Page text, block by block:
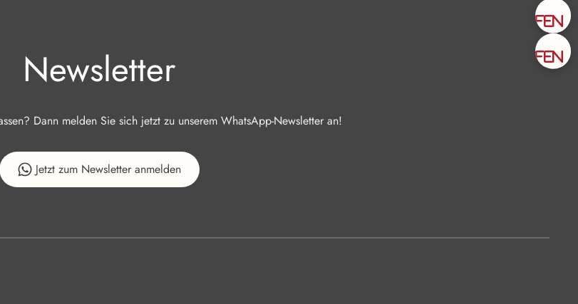
Newsletter
Dann melden Sie sich jetzt zu unserem WhatsApp-Newsletter an!
Jetzt zum Newsletter anmelden